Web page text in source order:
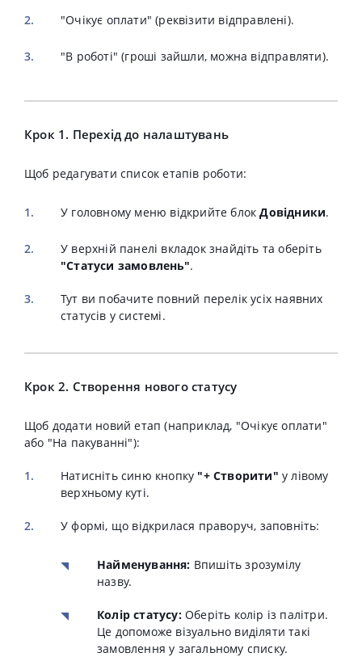
"Очікує оплати" (реквізити відправлені).
"В роботі" (гроші зайшли, можна відправляти).
Крок 1. Перехід до налаштувань
Щоб редагувати список етапів роботи:
У головному меню відкрийте блокДовідники.
У верхній панелі вкладок знайдіть та оберіть
"Статуси замовлень".
Тут ви побачите повний перелік усіх наявних
статусів у системі.
Крок 2. Створення нового статусу
Щоб додати новий етап (наприклад, "Очікує оплати"
або "На пакуванні"):
Натисніть синю кнопку "+ Створити" у лівому
верхньому куті.
У формі, що відкрилася праворуч, заповніть:
Найменування: Впишіть зрозумілу
назву.
Колір статусу:Оберіть колір із палітри.
Це допоможе візуально виділяти такі
замовлення у загальному списку.